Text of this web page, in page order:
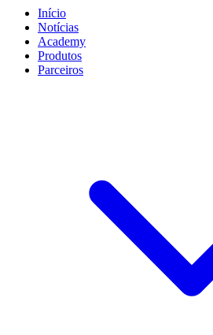
Início
Notícias
Academy
Produtos
Parceiros